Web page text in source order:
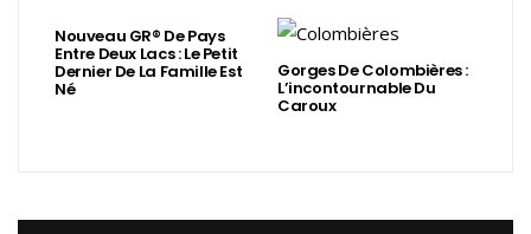
Nouveau GR® De Pays
Entre Deux Lacs : Le Petit
Dernier De La Famille Est
Né
Gorges De Colombières :
L’incontournable Du
Caroux